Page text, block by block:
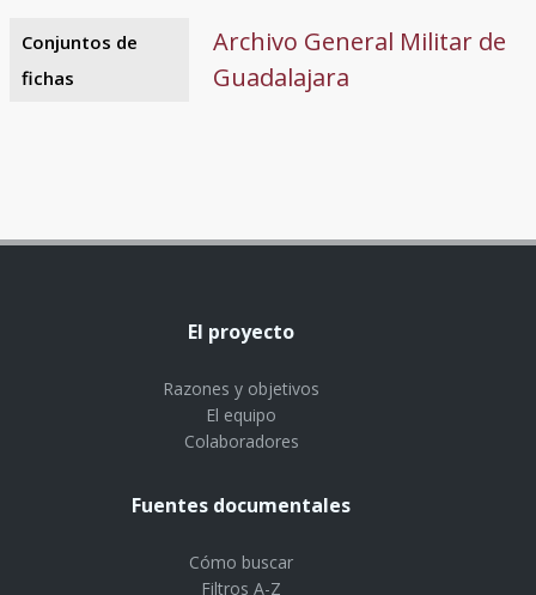
Conjuntos de
fichas
Archivo General Militar de
Guadalajara
El proyecto
Razones y objetivos
El equipo
Colaboradores
Fuentes documentales
Cómo buscar
Filtros A-Z